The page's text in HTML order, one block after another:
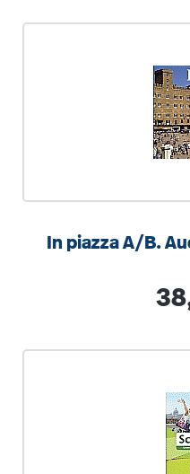
In piazza A/B.